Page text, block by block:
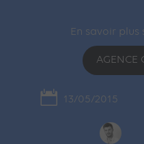
En savoir
AGENCE
13/05/2015